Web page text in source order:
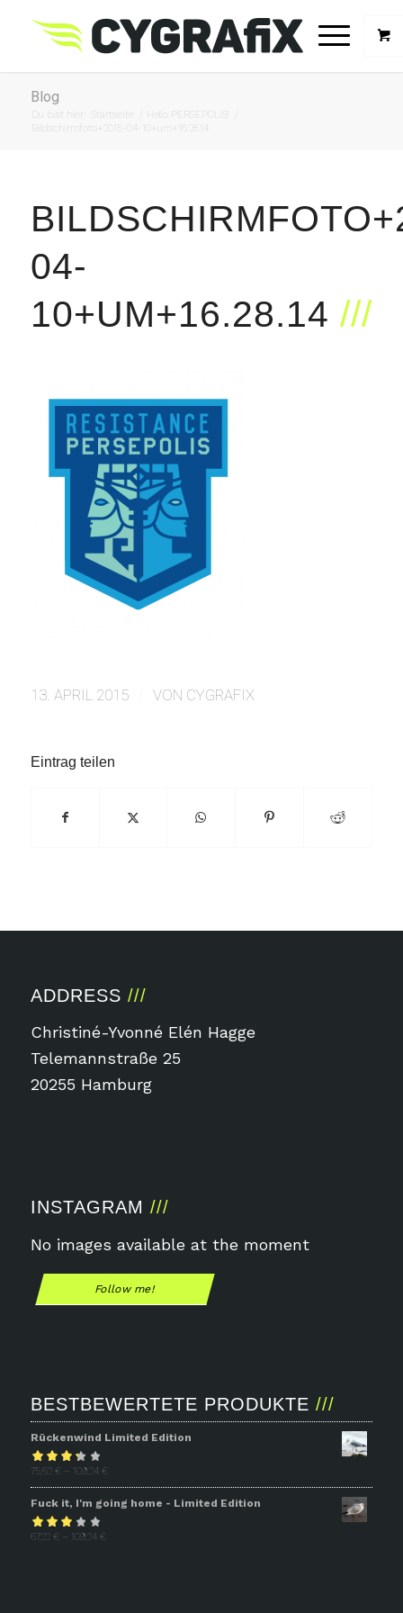
Blog
Du bist hier: Startseite Hello PERSEPOLIS!
Bildschirmfoto+2015-04-10+um+16.28.14
04-
10+UM+16.28.14
13. APRIL 2015 VON CYGRAFIX
Eintrag teilen
ADDRESS
Christiné-Yvonné Elén Hagge
Telemannstraße 25
20255 Hamburg
INSTAGRAM
No images available at the moment
Follow me!
BESTBEWERTETE PRODUKTE
Rückenwind Limited Edition
Bewertet
mit3.31
von 5
75,62 € – 109,24 €
Fuck it, I'm going home - Limited Edition
Bewertet
67,22 € – 109,24 €